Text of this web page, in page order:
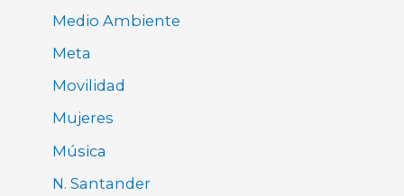
Medio Ambiente
Meta
Movilidad
Mujeres
Música
N. Santander